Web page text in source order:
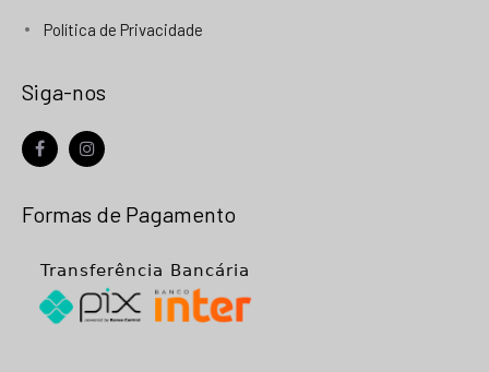
Política de Privacidade
Siga-nos
Formas de Pagamento